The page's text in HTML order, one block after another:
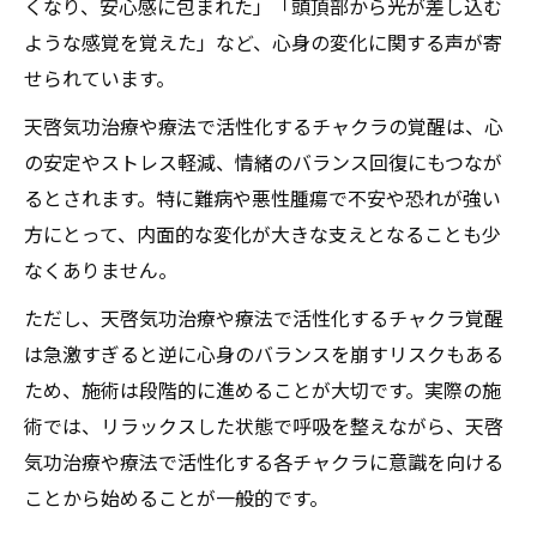
ような感覚を覚えた」など、心身の変化に関する声が寄
せられています。
天啓気功治療や療法で活性化するチャクラの覚醒は、心
の安定やストレス軽減、情緒のバランス回復にもつなが
るとされます。特に難病や悪性腫瘍で不安や恐れが強い
方にとって、内面的な変化が大きな支えとなることも少
なくありません。
ただし、天啓気功治療や療法で活性化するチャクラ覚醒
は急激すぎると逆に心身のバランスを崩すリスクもある
ため、施術は段階的に進めることが大切です。実際の施
術では、リラックスした状態で呼吸を整えながら、天啓
気功治療や療法で活性化する各チャクラに意識を向ける
ことから始めることが一般的です。